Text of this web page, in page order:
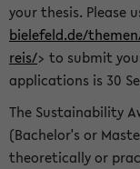
your thesis. Please
bielefeld.de/
reis/> to submit
applications is 30
The Sustainability
(Bachelor's or
theoretically or